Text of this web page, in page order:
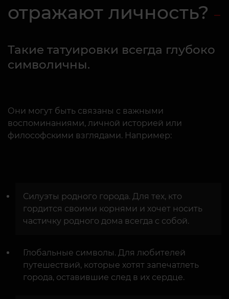
отражают личность?
Такие татуировки всегда глубоко
символичны.
Они могут быть связаны с важными
воспоминаниями, личной историей или
философскими взглядами. Например:
Силуэты родного города. Для тех, кто
гордится своими корнями и хочет носить
частичку родного дома всегда с собой.
Глобальные символы. Для любителей
путешествий, которые хотят запечатлеть
города, оставившие след в их сердце.